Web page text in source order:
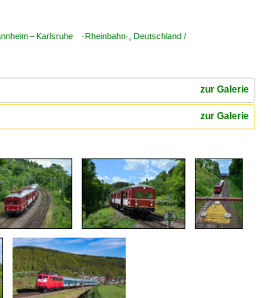
– Karlsruhe ·Rheinbahn· Deutschland /
zur Galerie
zur Galerie